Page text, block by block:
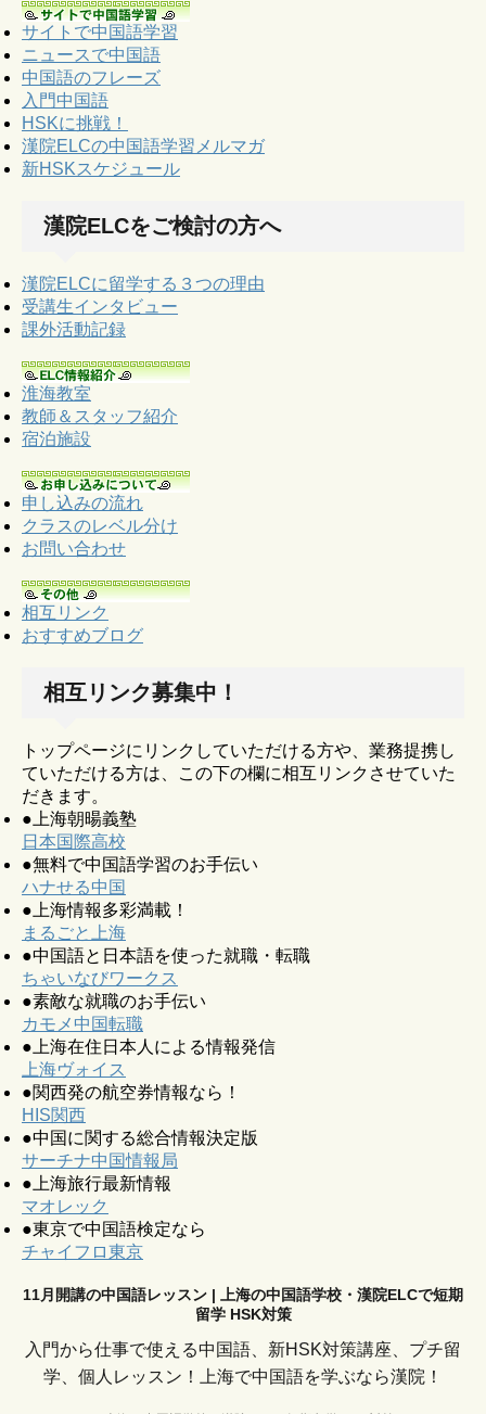
サイトで中国語学習
ニュースで中国語
中国語のフレーズ
入門中国語
HSKに挑戦！
漢院ELCの中国語学習メルマガ
新HSKスケジュール
漢院ELCをご検討の方へ
漢院ELCに留学する３つの理由
受講生インタビュー
課外活動記録
淮海教室
教師＆スタッフ紹介
宿泊施設
申し込みの流れ
クラスのレベル分け
お問い合わせ
相互リンク
おすすめブログ
相互リンク募集中！
トップページにリンクしていただける方や、業務提携し
ていただける方は、この下の欄に相互リンクさせていた
だきます。
●上海朝暘義塾
日本国際高校
●無料で中国語学習のお手伝い
ハナせる中国
●上海情報多彩満載！
まるごと上海
●中国語と日本語を使った就職・転職
ちゃいなびワークス
●素敵な就職のお手伝い
カモメ中国転職
●上海在住日本人による情報発信
上海ヴォイス
●関西発の航空券情報なら！
HIS関西
●中国に関する総合情報決定版
サーチナ中国情報局
●上海旅行最新情報
マオレック
●東京で中国語検定なら
チャイフロ東京
11月開講の中国語レッスン | 上海の中国語学校・漢院ELCで短期
留学 HSK対策
入門から仕事で使える中国語、新HSK対策講座、プチ留
学、個人レッスン！上海で中国語を学ぶなら漢院！